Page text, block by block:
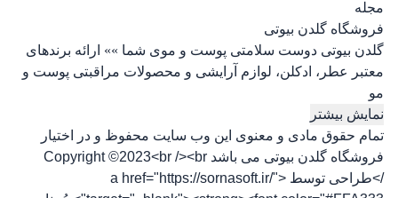
مجله
فروشگاه گلدن بیوتی
گلدن بیوتی دوست سلامتی پوست و موی شما »» ارائه برندهای
معتبر عطر، ادکلن، لوازم آرایشی و محصولات مراقبتی پوست و
مو
نمایش بیشتر
تمام حقوق مادی و معنوی این وب سایت محفوظ و در اختیار
فروشگاه گلدن بیوتی می باشد Copyright ©2023<br /><br
/>طراحی توسط <a href="https://sornasoft.ir/"